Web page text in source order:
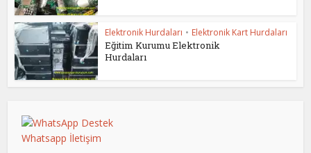
Elektronik Hurdaları • Elektronik Kart Hurdaları
Eğitim Kurumu Elektronik
Hurdaları
Whatsapp İletişim